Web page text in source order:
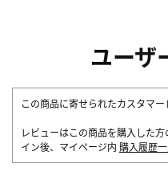
ユーザ
この商品に寄せられたカスタマー
レビューはこの商品を購入した
イン後、マイページ内 購入履歴